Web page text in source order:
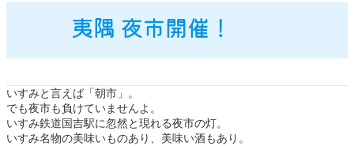
夷隅 夜市開催！
いすみと言えば「朝市」。
でも夜市も負けていませんよ。
いすみ鉄道国吉駅に忽然と現れる夜市の灯。
いすみ名物の美味いものあり、美味い酒もあり。